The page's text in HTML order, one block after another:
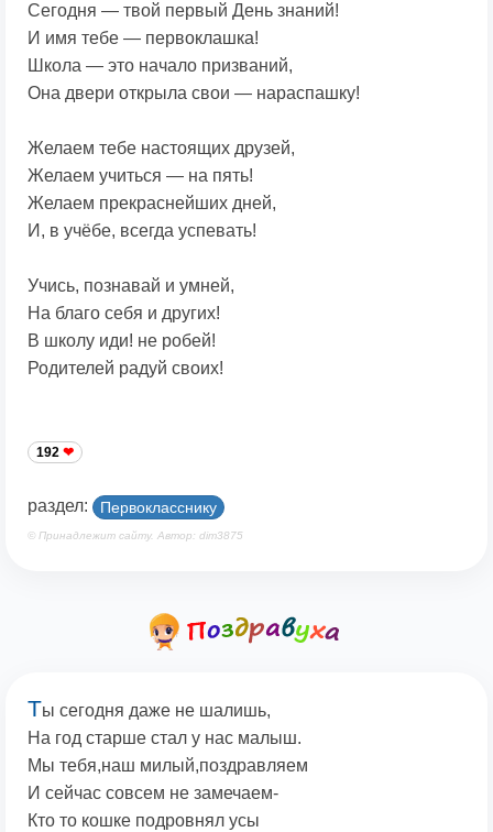
Сегодня — твой первый День знаний!
И имя тебе — первоклашка!
Школа — это начало призваний,
Она двери открыла свои — нараспашку!
Желаем тебе настоящих друзей,
Желаем учиться — на пять!
Желаем прекраснейших дней,
И, в учёбе, всегда успевать!
Учись, познавай и умней,
На благо себя и других!
В школу иди! не робей!
Родителей радуй своих!
192
раздел: Первокласснику
© Принадлежит сайту. Автор: dim3875
Ты сегодня даже не шалишь,
На год старше стал у нас малыш.
Мы тебя,наш милый,поздравляем
И сейчас совсем не замечаем-
Кто то кошке подровнял усы